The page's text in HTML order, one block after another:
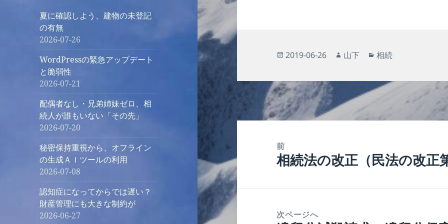
夏に確認しよう、建物の未登記
の有無
2026-07-26
WordPressの緊急アップデート
と脆弱性
2026-07-21
配偶者なし・兄弟姉妹ゼロ、相
続人が誰もいない「その先」
2026-07-20
秘密保持重視から、オフライン
の生成ＡＩツールの利用
2026-07-08
認知症になってからでは遅い？
財産管理にも大きな制約が
2026-06-27
投
日:
2019-06-26
作
者
山下
カ
ゴ
リ
相続
ナ
ビ
ゲ
前
前
相続法の改正（民法の改正
次ページへ